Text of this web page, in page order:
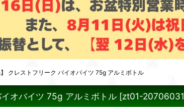
】 クレストフリーク バイオバイツ 75g アルミボトル
イオバイツ 75g アルミボトル [zt01-20706031